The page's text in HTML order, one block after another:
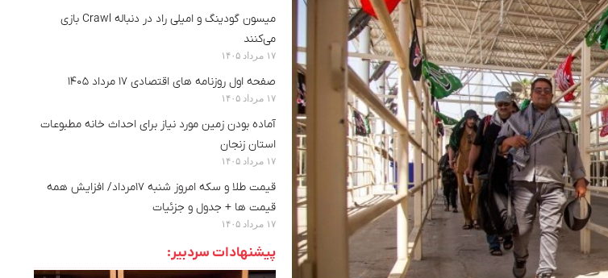
میسون گودینگ و امیلی راد در دنباله Crawl بازی
می‌کنند
۱۷ مرداد ۱۴۰۵
صفحه اول روزنامه های اقتصادی ۱۷ مرداد ۱۴۰۵
۱۷ مرداد ۱۴۰۵
آماده بودن زمین مورد نیاز برای احداث خانه مطبوعات
استان زنجان
۱۷ مرداد ۱۴۰۵
قیمت طلا و سکه امروز شنبه ۱۷مرداد/ افزایش همه
قیمت ها + جدول و جزئیات
۱۷ مرداد ۱۴۰۵
پیشنهادات سردبیر: